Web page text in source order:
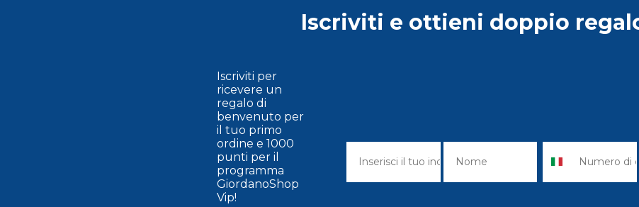
Iscriviti e ottieni doppio
Iscriviti per
ricevere un
regalo di
benvenuto per
il tuo primo
ordine e 1000
punti per il
programma
GiordanoShop
Vip!